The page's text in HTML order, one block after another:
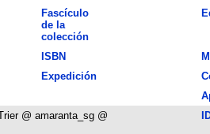
Fascículo
de la
colección
ISBN
Expedición
@ amaranta_sg @